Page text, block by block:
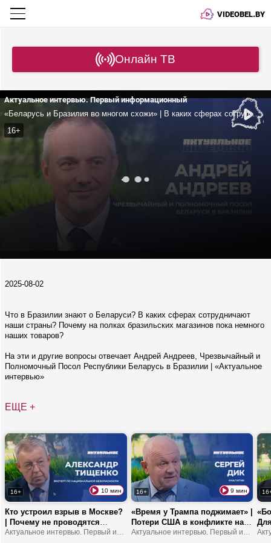
VIDEOBEL.BY
Онлайн ТВ
Актуальное интервью. Первый информационный
«Беларусь и Бразилия во многом схожи» | В каких сферах сотрудничаем и что нужно подтянуть? | Что дает БРИКС? | Андреев
16+
2025-08-02
Что в Бразилии знают о Беларуси? В каких сферах сотрудничают
наши страны? Почему на полках бразильских магазинов пока немного
наших товаров?
На эти и другие вопросы отвечает Андрей Андреев, Чрезвычайный и
Полномочный Посол Республики Беларусь в Бразилии | «Актуальное
интервью»
ЕЩЕ +
16+ 10 мин
Кто устроил взрыв в Москве?
| Почему не проводятся
выборы в Украине? |
16+ 9 мин
«Время у Трампа поджимает» |
Потери США в конфликте на
Ближнем Востоке | Европа
от